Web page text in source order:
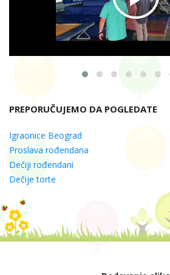
PREPORUČUJEMO DA POGLEDATE
Igraonice Beograd
Proslava rođendana
Dečiji rođendani
Dečije torte